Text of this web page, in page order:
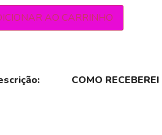
AO CARRINHO
COMO